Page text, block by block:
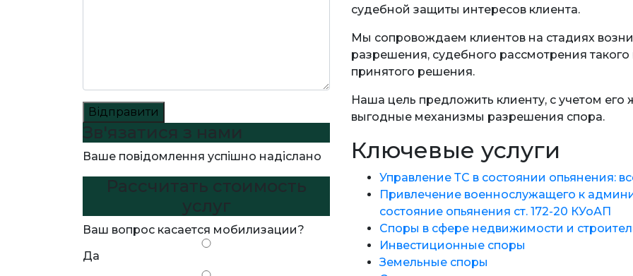
Відправити
Зв'язатися з нами
Ваше повідомлення успішно надіслано
Рассчитать стоимость
услуг
Ваш вопрос касается мобилизации?
Да
судебной защиты интересов клиента.
Мы сопровождаем клиентов на стадиях
разрешения, судебного рассмотрения
принятого решения.
Наша цель предложить клиенту, с учетом
выгодные механизмы разрешения спора.
Ключевые услуги
Управление ТС в состоянии опьянения:
Привлечение военнослужащего к
состояние опьянения ст. 172-20 КУоАП
Споры в сфере недвижимости и
Инвестиционные споры
Земельные споры